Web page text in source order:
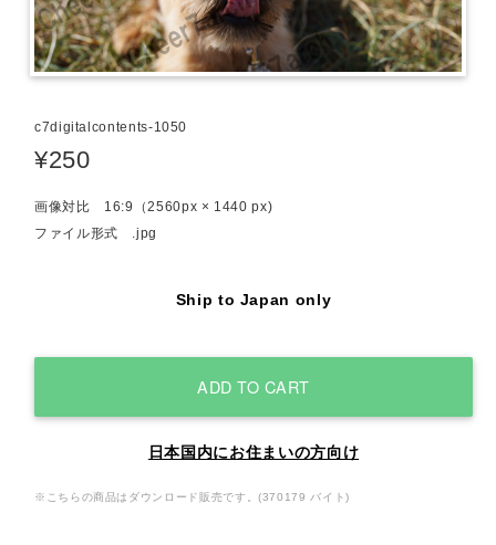
c7digitalcontents-1050
¥250
画像対比 16:9（2560px × 1440 px)
ファイル形式 .jpg
Ship to Japan only
ADD TO CART
日本国内にお住まいの方向け
※こちらの商品はダウンロード販売です。(370179 バイト)